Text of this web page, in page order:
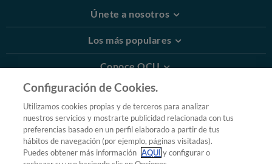
Únete a nosotros
Los más populares
Conoce OCU
Más Información
© 2026 OCU
Condiciones generales de contratación de OCU
Política de privacidad
Configuración de Cookies.
Utilizamos cookies propias y de terceros para analizar
nuestros servicios y mostrarte publicidad relacionada con tus
preferencias basado en un perfil elaborado a partir de tus
hábitos de navegación (por ejemplo, páginas visitadas).
Puedes obtener más información AQUÍy configurar o